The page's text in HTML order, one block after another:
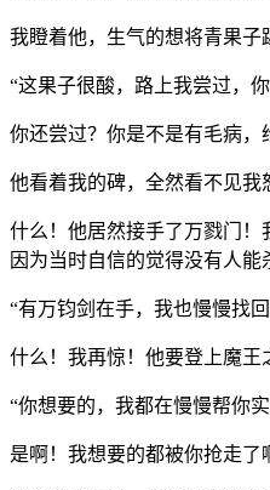
我瞪着他，生气的想将青果子
“这果子很酸，路上我尝过，
你还尝过？你是不是有毛病，
他看着我的碑，全然看不见我
什么！他居然接手了万戮门
因为当时自信的觉得没有人能
“有万钧剑在手，我也慢慢找
什么！我再惊！他要登上魔王
“你想要的，我都在慢慢帮你
是啊！我想要的都被你抢走了